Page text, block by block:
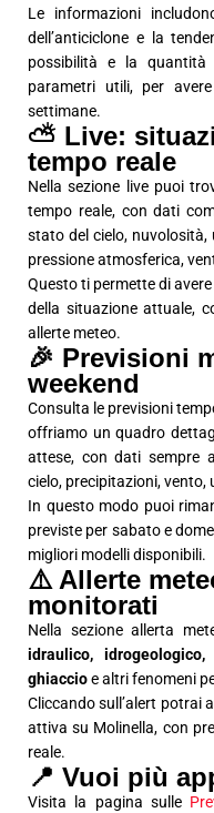
Le informazioni
dell’anticiclone e la
possibilità e la
parametri utili, per
settimane.
⛅ Live:
tempo reale
Nella sezione live puoi
tempo reale, con dati
stato del cielo,
pressione atmosferica,
Questo ti permette di
della situazione attuale,
allerte meteo.
🎉 Previsioni
weekend
Consulta le previsioni
offriamo un quadro
attese, con dati sempre
cielo, precipitazioni, vento,
In questo modo puoi
previste per sabato e
migliori modelli disponibili.
⚠️ Allerte
monitorati
Nella sezione allerta
idraulico,
ghiaccioe altri fenomeni
Cliccando sull’alert potrai
attiva su Molinella, con
reale.
📍 Vuoi più
Visita la pagina sulle